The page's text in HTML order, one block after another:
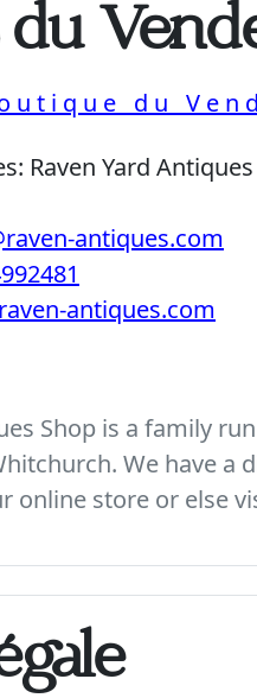
du
du
Raven Yard
antiques.com
antiques.com
Shop is a family
We have a
online store or else